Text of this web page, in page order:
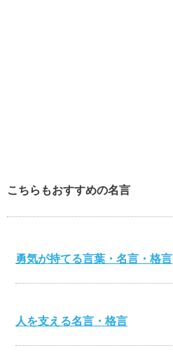
こちらもおすすめの名言
勇気が持てる言葉・名言・格言
人を支える名言・格言